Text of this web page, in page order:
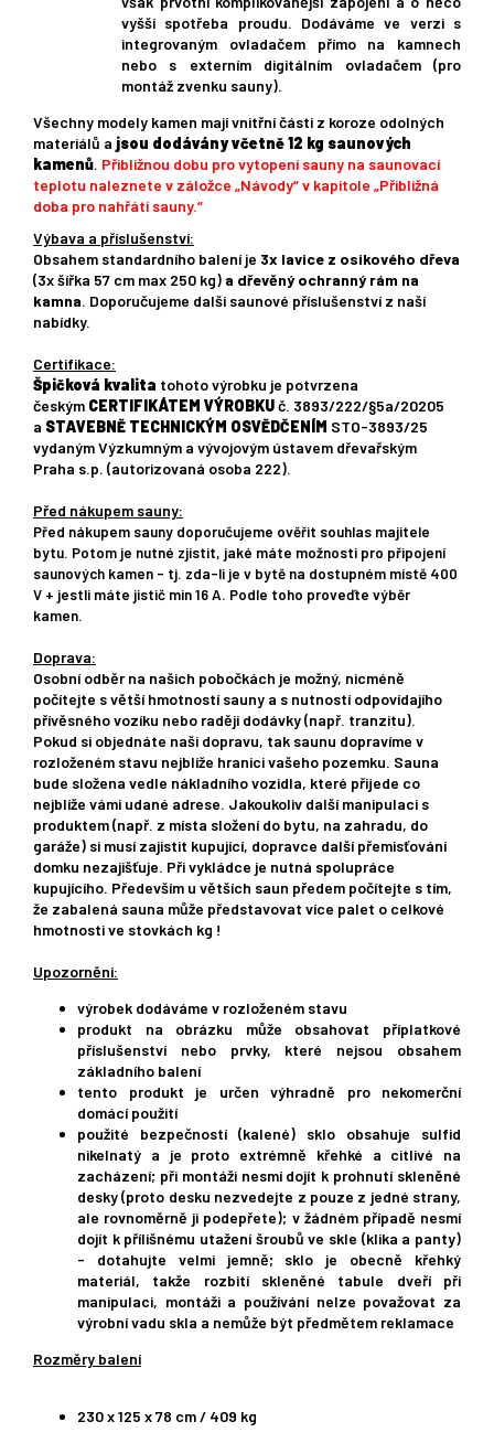
vyšší spotřeba proudu. Dodáváme ve verzi s
integrovaným ovladačem přímo na kamnech
nebo s externím digitálním ovladačem (pro
montáž zvenku sauny).
Všechny modely kamen mají vnitřní části z koroze odolných
materiálů a jsou dodávány včetně 12 kg saunových
kamenů. Přibližnou dobu pro vytopení sauny na saunovací
teplotu naleznete v záložce „Návody“ v kapitole „Přibližná
doba pro nahřátí sauny.“
Výbava a příslušenství:
Obsahem standardního balení je 3x lavice z osikového dřeva
(3x šířka 57 cm max 250 kg)a dřevěný ochranný rám na
kamna. Doporučujeme další saunové příslušenství z naší
nabídky.
Certifikace:
Špičková kvalita tohoto výrobku je potvrzena
českým CERTIFIKÁTEM VÝROBKUč. 3893/222/§5a/20205
a STAVEBNĚ TECHNICKÝM OSVĚDČENÍM STO-3893/25
vydaným Výzkumným a vývojovým ústavem dřevařským
Praha s.p. (autorizovaná osoba 222).
Před nákupem sauny:
Před nákupem sauny doporučujeme ověřit souhlas majitele
bytu. Potom je nutné zjistit, jaké máte možnosti pro připojení
saunových kamen - tj. zda-li je v bytě na dostupném místě 400
V + jestli máte jistič min 16 A. Podle toho proveďte výběr
kamen.
Doprava:
Osobní odběr na našich pobočkách je možný, nicméně
počítejte s větší hmotností sauny a s nutností odpovídajího
přívěsného vozíku nebo raději dodávky (např. tranzitu).
Pokud si objednáte naši dopravu, tak saunu dopravíme v
rozloženém stavu nejblíže hranici vašeho pozemku. Sauna
bude složena vedle nákladního vozidla, které přijede co
nejblíže vámi udané adrese. Jakoukoliv další manipulaci s
produktem (např. z místa složení do bytu, na zahradu, do
garáže) si musí zajistit kupující, dopravce další přemisťování
domku nezajišťuje. Při vykládce je nutná spolupráce
kupujícího. Především u větších saun předem počítejte s tím,
že zabalená sauna může představovat více palet o celkové
hmotnosti ve stovkách kg !
Upozornění:
výrobek dodáváme v rozloženém stavu
produkt na obrázku může obsahovat příplatkové
příslušenství nebo prvky, které nejsou obsahem
základního balení
tento produkt je určen výhradně pro nekomerční
domácí použití
použité bezpečností (kalené) sklo obsahuje sulfid
nikelnatý a je proto extrémně křehké a citlivé na
zacházení; při montáži nesmí dojít k prohnutí skleněné
desky (proto desku nezvedejte z pouze z jedné strany,
ale rovnoměrně ji podepřete); v žádném případě nesmí
dojít k přílišnému utažení šroubů ve skle (klika a panty)
- dotahujte velmi jemně; sklo je obecně křehký
materiál, takže rozbití skleněné tabule dveří při
manipulaci, montáži a používání nelze považovat za
výrobní vadu skla a nemůže být předmětem reklamace
Rozměry balení
230 x 125 x 78 cm / 409 kg